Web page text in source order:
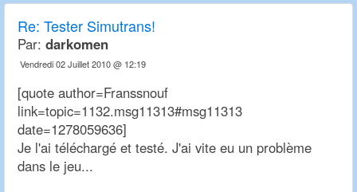
Re: Tester Simutrans!
Par: darkomen
Vendredi 02 Juillet 2010 @ 12:19
[quote author=Franssnouf
link=topic=1132.msg11313#msg11313
date=1278059636]
Je l'ai téléchargé et testé. J'ai vite eu un problème
dans le jeu...